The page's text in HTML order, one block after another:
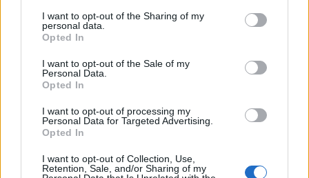
not limited to your visit or usage behaviour. You may click to
grant or deny consent to Google and its third-party tags to
use your data for below specified purposes in below Google
consent section.
I want to opt-out of the Sharing of my
personal data.
Opted In
I want to opt-out of the Sale of my
Personal Data.
Opted In
I want to opt-out of processing my
Personal Data for Targeted Advertising.
Opted In
I want to opt-out of Collection, Use,
Retention, Sale, and/or Sharing of my
5. Η Ελλάδα δεν μερίμνησε ώστε να ληφθούν υπ'
όψιν στη συμμετοχή τρίτων χωρών τα εθνικά της
συμφέροντα. Ανακριβές: Η Ελλάδα κατάφερε να
περιληφθεί στο άρθρο 16 του Κανονισμού SAFE,
σχετικά με τους κανόνες επιλεξιμότητας εταιρειών
συνεκτίμηση των συμφερόντων ασφαλείας και
άμυνας της ΕΕ και των κρατών-μελών.